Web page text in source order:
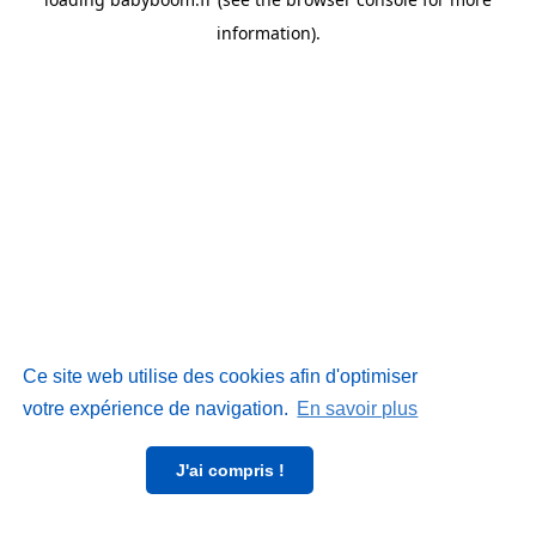
Ce site web utilise des cookies afin d'optimiser
votre expérience de navigation. En savoir plus
J'ai compris !
information).